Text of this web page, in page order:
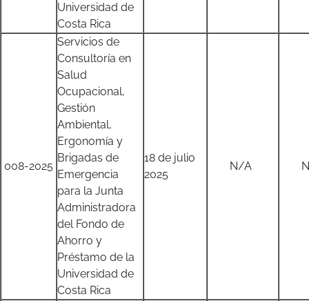
Universidad de
Costa Rica
008-2025
Servicios de
Consultoría en
Salud
Ocupacional,
Gestión
Ambiental,
Ergonomía y
Brigadas de
Emergencia
para la Junta
Administradora
del Fondo de
Ahorro y
Préstamo de la
Universidad de
Costa Rica
18 de julio
2025
N/A